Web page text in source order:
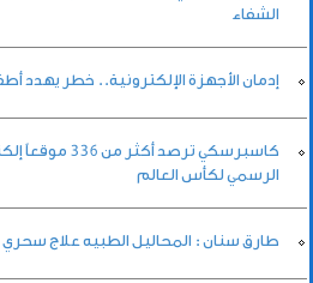
الشفاء
إدمان الأجهزة الإلكترونية.. خطر يهدد
كاسبرسكي ترصد
الرسمي لكأس العالم
طارق سنان : المحاليل الطبيه علاج سحري